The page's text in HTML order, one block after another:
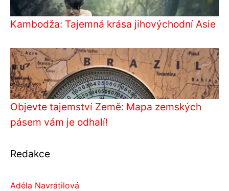
Kambodža: Tajemná krása jihovýchodní Asie
Objevte tajemství Země: Mapa zemských
pásem vám je odhalí!
Redakce
Adéla Navrátilová